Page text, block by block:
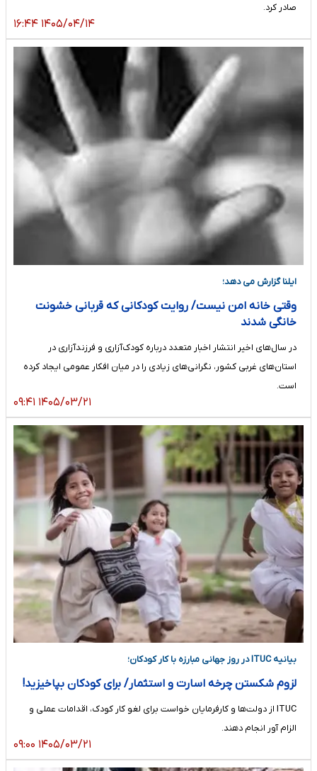
صادر کرد.
۱۴۰۵/۰۴/۱۴ ۱۶:۴۴
ایلنا گزارش می دهد؛
وقتی خانه امن نیست/ روایت کودکانی که قربانی خشونت
خانگی شدند
در سال‌های اخیر انتشار اخبار متعدد درباره کودک‌آزاری و فرزندآزاری در
استان‌های غربی کشور، نگرانی‌های زیادی را در میان افکار عمومی ایجاد کرده
است.
۱۴۰۵/۰۳/۲۱ ۰۹:۴۱
بیانیه ITUC در روز جهانی مبارزه با کار کودکان؛
لزوم شکستن چرخه اسارت و استثمار/ برای کودکان بپاخیزید!
ITUC از دولت‌ها و کارفرمایان خواست برای لغو کار کودک، اقدامات عملی و
الزام آور انجام دهند.
۱۴۰۵/۰۳/۲۱ ۰۹:۰۰